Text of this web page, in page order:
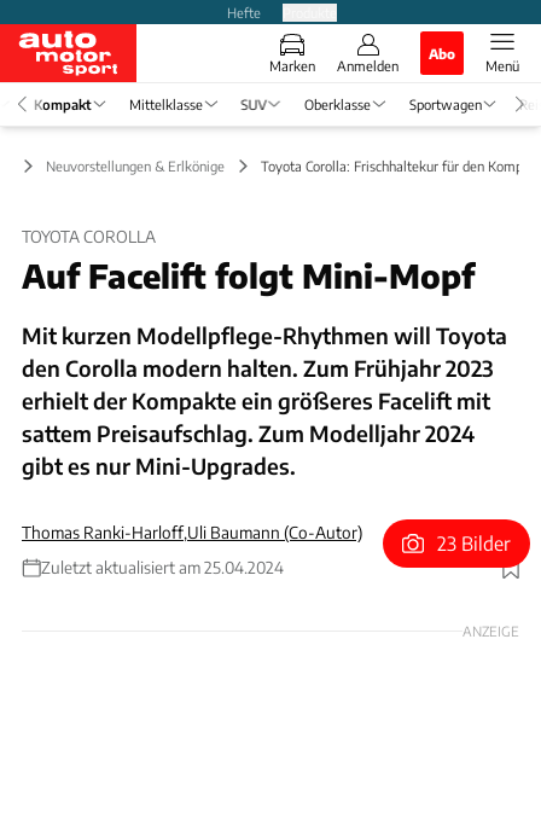
Hefte
Marken Anmelden
Abo
Menü
Kompakt Mittelklasse SUV Oberklasse Sportwagen
Neuvorstellungen & Erlkönige Toyota Corolla: Frischhaltekur für den
TOYOTA COROLLA
Auf Facelift folgt Mini-Mopf
Mit kurzen Modellpflege-Rhythmen will Toyota
den Corolla modern halten. Zum Frühjahr 2023
erhielt der Kompakte ein größeres Facelift mit
sattem Preisaufschlag. Zum Modelljahr 2024
gibt es nur Mini-Upgrades.
Thomas Ranki-Harloff,Uli Baumann (Co-Autor)
Zuletzt aktualisiert am 25.04.2024
Foto: Toyota
23 Bilder
ANZEIGE